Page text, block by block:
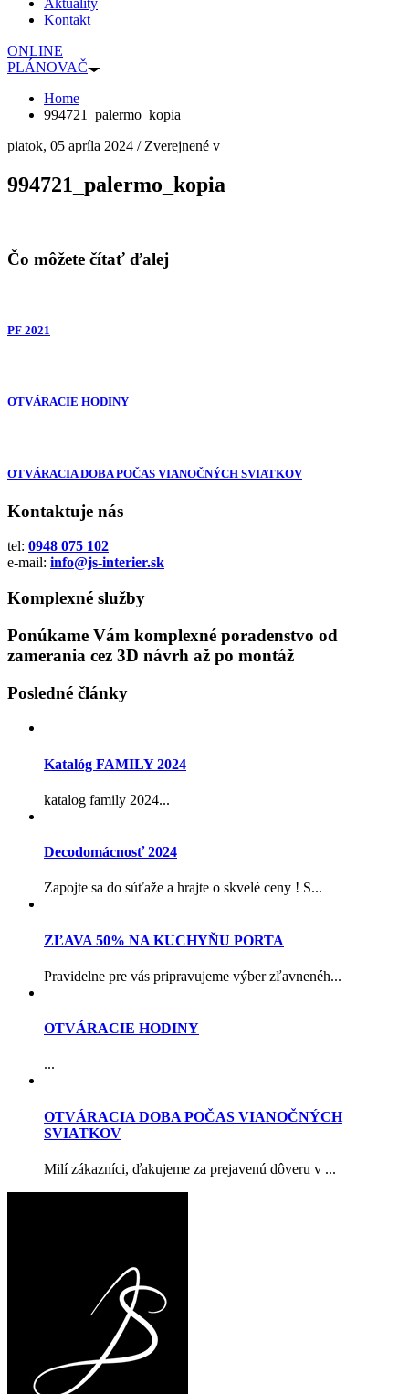
Aktuality
Kontakt
ONLINE
PLÁNOVAČ
Home
994721_palermo_kopia
piatok, 05 apríla 2024 /Zverejnené v
994721_palermo_kopia
Čo môžete čítať ďalej
PF 2021
OTVÁRACIE HODINY
OTVÁRACIA DOBA POČAS VIANOČNÝCH SVIATKOV
Kontaktuje nás
tel: 0948 075 102
e-mail: info@js-interier.sk
Komplexné služby
Ponúkame Vám komplexné poradenstvo od
zamerania cez 3D návrh až po montáž
Posledné články
Katalóg FAMILY 2024
katalog family 2024...
Decodomácnosť 2024
Zapojte sa do súťaže a hrajte o skvelé ceny ! S...
ZĽAVA 50% NA KUCHYŇU PORTA
Pravidelne pre vás pripravujeme výber zľavnenéh...
OTVÁRACIE HODINY
...
OTVÁRACIA DOBA POČAS VIANOČNÝCH
SVIATKOV
Milí zákazníci, ďakujeme za prejavenú dôveru v ...